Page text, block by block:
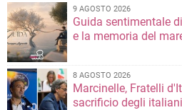
9 AGOSTO 2026
Guida sentimentale
e la memoria del
8 AGOSTO 2026
Marcinelle, Fratelli
sacrificio degli